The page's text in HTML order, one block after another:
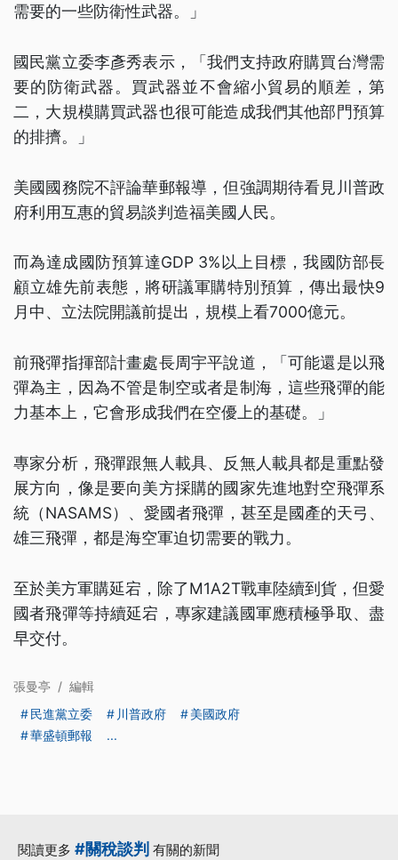
需要的一些防衛性武器。」
國民黨立委李彥秀表示，「我們支持政府購買台灣需
要的防衛武器。買武器並不會縮小貿易的順差，第
二，大規模購買武器也很可能造成我們其他部門預算
的排擠。」
美國國務院不評論華郵報導，但強調期待看見川普政
府利用互惠的貿易談判造福美國人民。
而為達成國防預算達GDP 3%以上目標，我國防部長
顧立雄先前表態，將研議軍購特別預算，傳出最快9
月中、立法院開議前提出，規模上看7000億元。
前飛彈指揮部計畫處長周宇平說道，「可能還是以飛
彈為主，因為不管是制空或者是制海，這些飛彈的能
力基本上，它會形成我們在空優上的基礎。」
專家分析，飛彈跟無人載具、反無人載具都是重點發
展方向，像是要向美方採購的國家先進地對空飛彈系
統（NASAMS）、愛國者飛彈，甚至是國產的天弓、
雄三飛彈，都是海空軍迫切需要的戰力。
至於美方軍購延宕，除了M1A2T戰車陸續到貨，但愛
國者飛彈等持續延宕，專家建議國軍應積極爭取、盡
早交付。
張曼亭 / 編輯
民進黨立委
川普政府
美國政府
華盛頓郵報
...
閱讀更多 #關稅談判 有關的新聞